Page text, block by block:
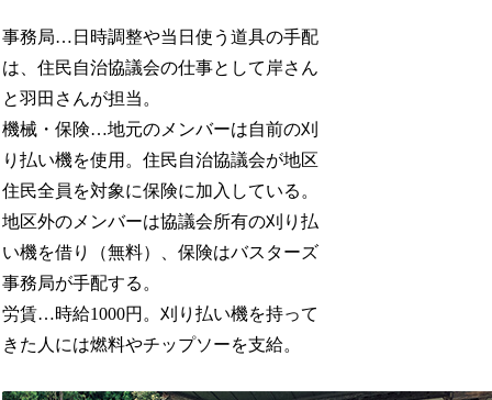
事務局…日時調整や当日使う道具の手配
は、住民自治協議会の仕事として岸さん
と羽田さんが担当。
機械・保険…地元のメンバーは自前の刈
り払い機を使用。住民自治協議会が地区
住民全員を対象に保険に加入している。
地区外のメンバーは協議会所有の刈り払
い機を借り（無料）、保険はバスターズ
事務局が手配する。
労賃…時給1000円。刈り払い機を持って
きた人には燃料やチップソーを支給。